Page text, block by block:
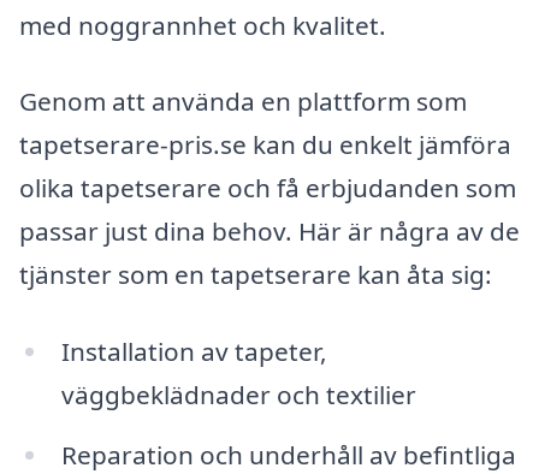
med noggrannhet och kvalitet.
Genom att använda en plattform som
tapetserare-pris.se kan du enkelt jämföra
olika tapetserare och få erbjudanden som
passar just dina behov. Här är några av de
tjänster som en tapetserare kan åta sig:
Installation av tapeter,
väggbeklädnader och textilier
Reparation och underhåll av befintliga